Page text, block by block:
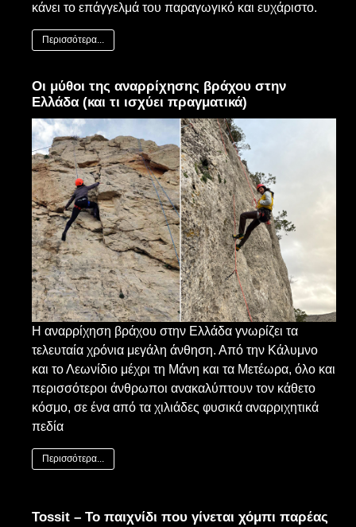
κάνει το επάγγελμά του παραγωγικό και ευχάριστο.
Περισσότερα...
Οι μύθοι της αναρρίχησης βράχου στην
Ελλάδα (και τι ισχύει πραγματικά)
Η αναρρίχηση βράχου στην Ελλάδα γνωρίζει τα
τελευταία χρόνια μεγάλη άνθηση. Από την Κάλυμνο
και το Λεωνίδιο μέχρι τη Μάνη και τα Μετέωρα, όλο και
περισσότεροι άνθρωποι ανακαλύπτουν τον κάθετο
κόσμο, σε ένα από τα χιλιάδες φυσικά αναρριχητικά
πεδία
Περισσότερα...
Tossit – Το παιχνίδι που γίνεται χόμπι παρέας